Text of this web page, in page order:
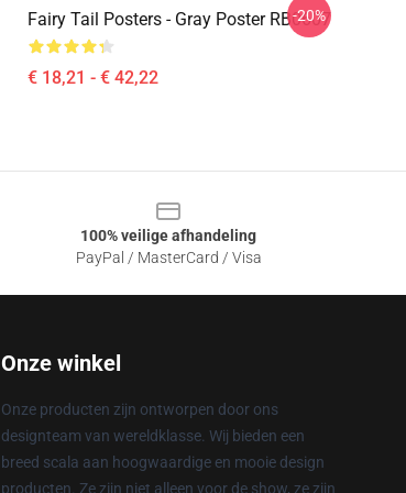
Fairy Tail Posters - Gray Poster RB0607
€ 18,21 - € 42,22
-20%
100% veilige afhandeling
PayPal / MasterCard / Visa
Onze winkel
Onze producten zijn ontworpen door ons
designteam van wereldklasse. Wij bieden een
breed scala aan hoogwaardige en mooie design
producten. Ze zijn niet alleen voor de show, ze zijn